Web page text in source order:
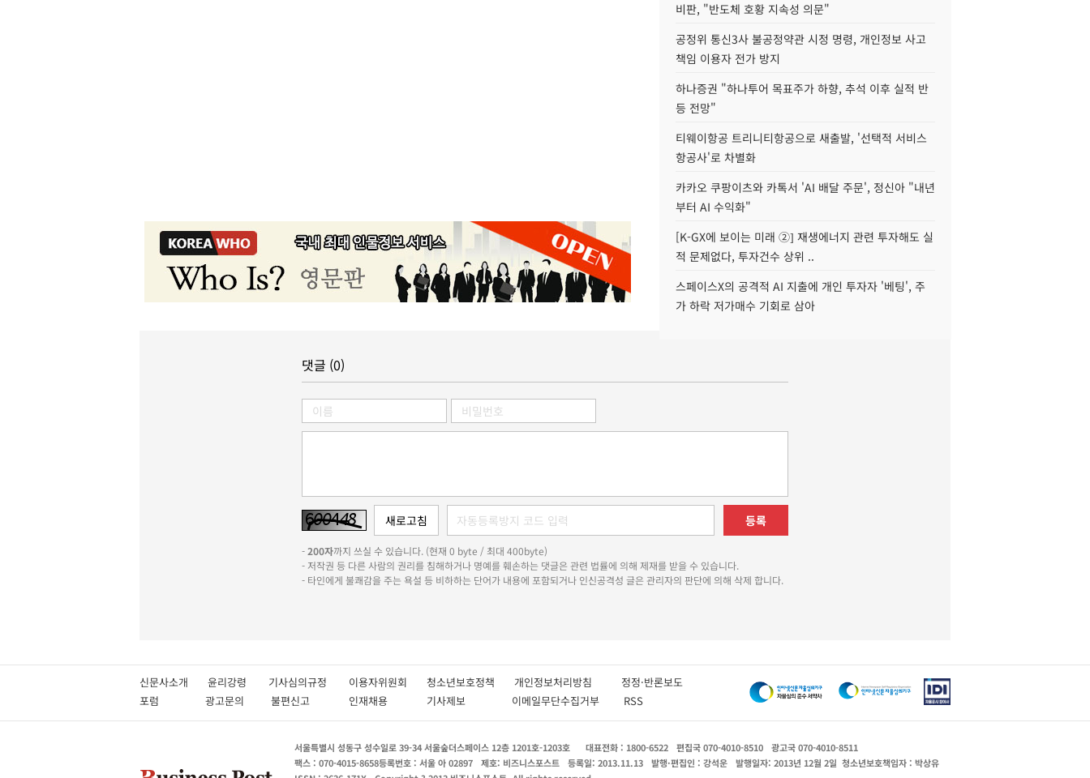
비판, "반도체 호황 지속성 의문"
공정위 통신3사 불공정약관 시정 명령, 개인정보 사고
책임 이용자 전가 방지
하나증권 "하나투어 목표주가 하향, 추석 이후 실적 반
등 전망"
티웨이항공 트리니티항공으로 새출발, '선택적 서비스
항공사'로 차별화
카카오 쿠팡이츠와 카톡서 'AI 배달 주문', 정신아 "내년
부터 AI 수익화"
[K-GX에 보이는 미래 ②] 재생에너지 관련 투자해도 실
적 문제없다, 투자건수 상위 ..
스페이스X의 공격적 AI 지출에 개인 투자자 '베팅', 주
가 하락 저가매수 기회로 삼아
댓글 (0)
등록
-200자까지 쓰실 수 있습니다. (현재 0 byte / 최대 400byte)
- 저작권 등 다른 사람의 권리를 침해하거나 명예를 훼손하는 댓글은 관련 법률에 의해 제재를 받을 수 있습니다.
- 타인에게 불쾌감을 주는 욕설 등 비하하는 단어가 내용에 포함되거나 인신공격성 글은 관리자의 판단에 의해 삭제 합니다.
신문사소개 윤리강령 기사심의규정 이용자위원회 청소년보호정책 개인정보처리방침 정정·반론보도
포럼
광고문의 불편신고 인재채용 기사제보 이메일무단수집거부 RSS
서울특별시 성동구 성수일로 39-34 서울숲더스페이스 12층 1201호-1203호 대표전화 : 1800-6522 편집국 070-4010-8510
광고국 070-4010-8511
팩스 : 070-4015-8658등록번호 : 서울 아 02897 제호: 비즈니스포스트 등록일: 2013.11.13 발행·편집인 : 강석운 발행일자: 2013년 12월 2일 청소년보호책임자 : 박상유